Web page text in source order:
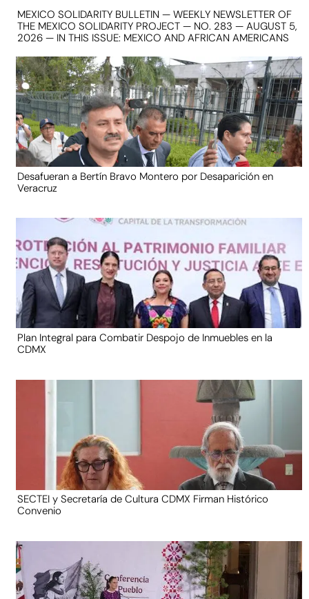
MEXICO SOLIDARITY BULLETIN — WEEKLY NEWSLETTER OF
THE MEXICO SOLIDARITY PROJECT — NO. 283 — AUGUST 5,
2026 — IN THIS ISSUE: MEXICO AND AFRICAN AMERICANS
Desafueran a Bertín Bravo Montero por Desaparición en
Veracruz
Plan Integral para Combatir Despojo de Inmuebles en la
CDMX
SECTEI y Secretaría de Cultura CDMX Firman Histórico
Convenio